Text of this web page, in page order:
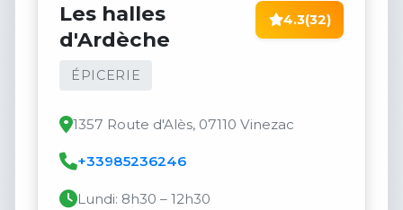
Les halles
d'Ardèche
ÉPICERIE
4.3(32)
1357 Route d'Alès, 07110 Vinezac
+33985236246
Lundi: 8h30 – 12h30